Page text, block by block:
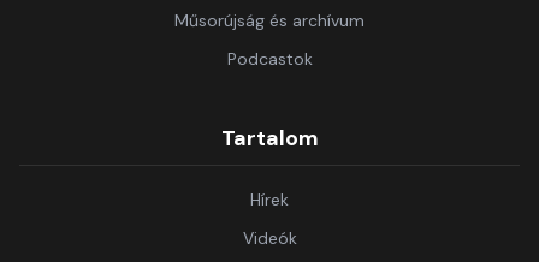
Műsorújság és archívum
Podcastok
Tartalom
Hírek
Videók